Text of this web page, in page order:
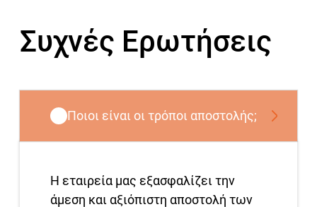
Συχνές Ερωτήσεις
Ποιοι είναι οι τρόποι αποστολής;
Η εταιρεία μας εξασφαλίζει την
άμεση και αξιόπιστη αποστολή των